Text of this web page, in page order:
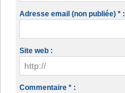
Adresse email (non publiée) * :
Site web :
Commentaire * :